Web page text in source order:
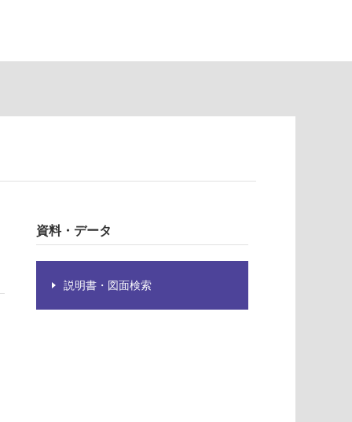
資料・データ
説明書・図面検索